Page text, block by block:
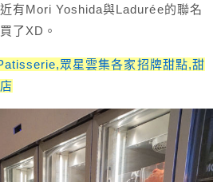
有Mori Yoshida與Ladurée的聯名
了XD。
眾星雲集各家招牌甜點,甜